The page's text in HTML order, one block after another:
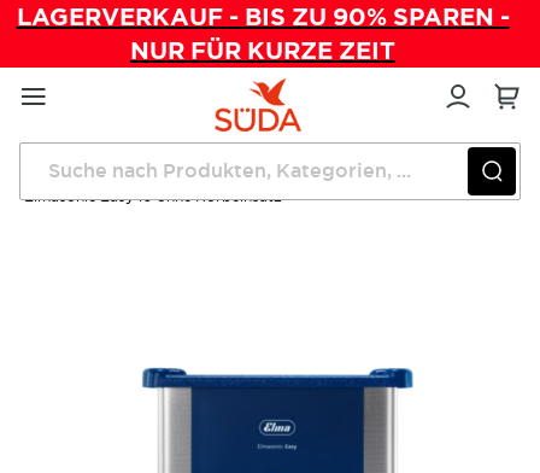
LAGERVERKAUF - BIS ZU 90% SPAREN -
NUR FÜR KURZE ZEIT
Direkt
zum
Inhalt
Startseite
Praxishygiene
Elmasonic Easy 10 ohne Korbeinsatz